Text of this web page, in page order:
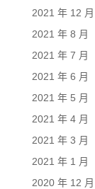
2021 年 12 月
2021 年 8 月
2021 年 7 月
2021 年 6 月
2021 年 5 月
2021 年 4 月
2021 年 3 月
2021 年 1 月
2020 年 12 月